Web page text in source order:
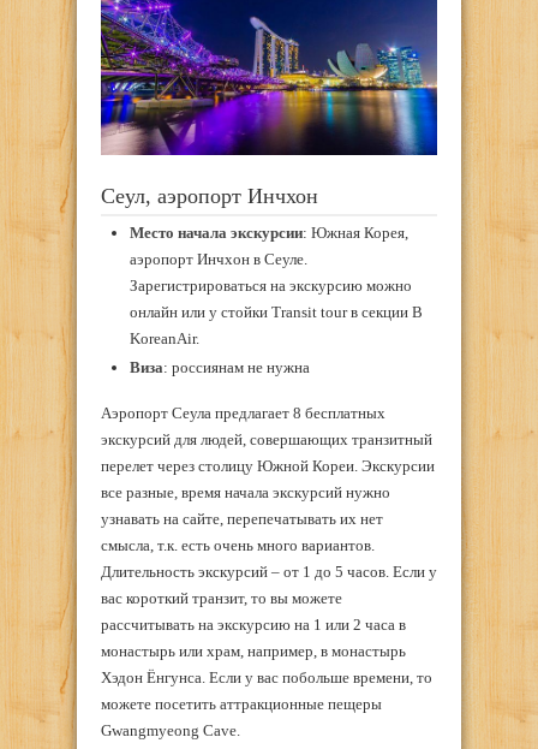
Сеул, аэропорт Инчхон
Место начала экскурсии: Южная Корея,
аэропорт Инчхон в Сеуле.
Зарегистрироваться на экскурсию можно
онлайн или у стойки Transit tour в секции B
KoreanAir.
Виза: россиянам не нужна
Аэропорт Сеула предлагает 8 бесплатных
экскурсий для людей, совершающих транзитный
перелет через столицу Южной Кореи. Экскурсии
все разные, время начала экскурсий нужно
узнавать на сайте, перепечатывать их нет
смысла, т.к. есть очень много вариантов.
Длительность экскурсий – от 1 до 5 часов. Если у
вас короткий транзит, то вы можете
рассчитывать на экскурсию на 1 или 2 часа в
монастырь или храм, например, в монастырь
Хэдон Ёнгунса. Если у вас побольше времени, то
можете посетить аттракционные пещеры
Gwangmyeong Cave.